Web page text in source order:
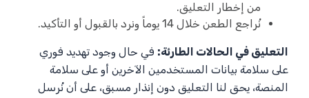
من إخطار التعليق.
نُراجع الطعن خلال 14 يوماً ونرد بالقبول أو التأكيد.
التعليق في الحالات الطارئة: في حال وجود تهديد فوري
على سلامة بيانات المستخدمين الآخرين أو على سلامة
المنصة، يحق لنا التعليق دون إنذار مسبق، على أن نُرسل